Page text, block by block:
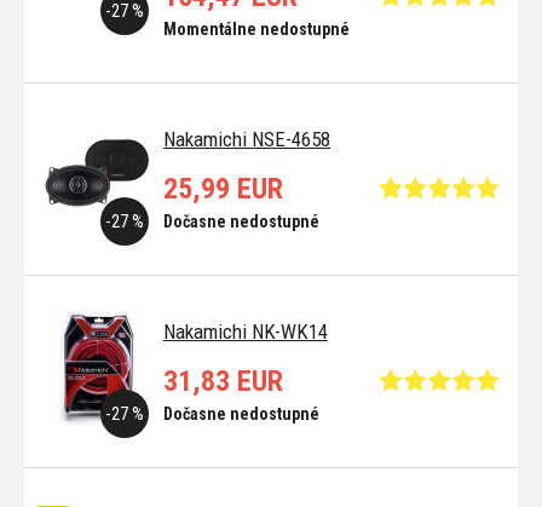
-27 %
Momentálne nedostupné
Nakamichi NSE-4658
-27 %
25,99 EUR
Dočasne nedostupné
Nakamichi NK-WK14
-27 %
31,83 EUR
Dočasne nedostupné